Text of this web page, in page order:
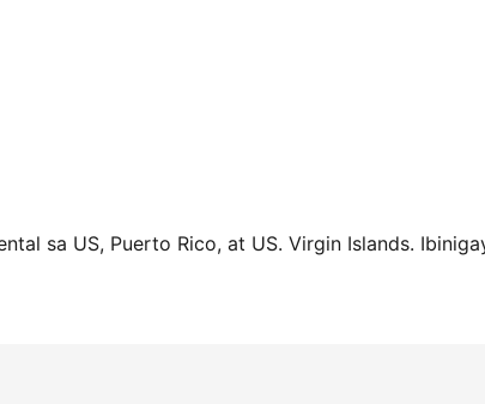
sa US, Puerto Rico, at US. Virgin Islands.